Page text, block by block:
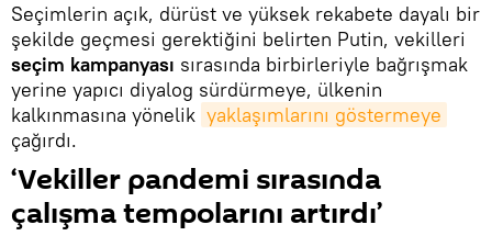
Seçimlerin açık, dürüst ve yüksek rekabete dayalı bir
şekilde geçmesi gerektiğini belirten Putin, vekilleri
seçim kampanyası sırasında birbirleriyle bağrışmak
yerine yapıcı diyalog sürdürmeye, ülkenin
kalkınmasına yönelik yaklaşımlarını göstermeye
çağırdı.
‘Vekiller pandemi sırasında
çalışma tempolarını artırdı’